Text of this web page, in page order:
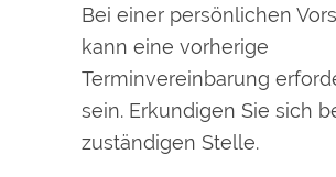
Bei einer persönlichen
kann eine vorherige
Terminvereinbarung
sein. Erkundigen Sie sich
zuständigen Stelle.